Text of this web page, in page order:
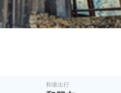
和谁出行